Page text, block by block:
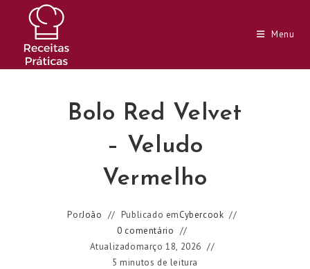
conteúdo
Menu
Bolo Red Velvet
– Veludo
Vermelho
PorJoão Publicado emCybercook
0 comentário
Atualizadomarço 18, 2026
5 minutos de leitura